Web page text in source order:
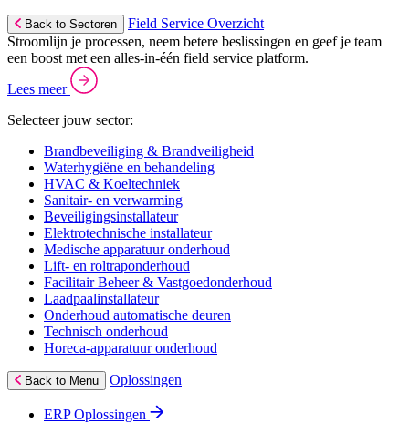
Back to Sectoren
Field Service Overzicht
Stroomlijn je processen, neem betere beslissingen en geef je team
een boost met een alles-in-één field service platform.
Lees meer
Selecteer jouw sector:
Brandbeveiliging & Brandveiligheid
Waterhygiëne en behandeling
HVAC & Koeltechniek
Sanitair- en verwarming
Beveiligingsinstallateur
Elektrotechnische installateur
Medische apparatuur onderhoud
Lift- en roltraponderhoud
Facilitair Beheer & Vastgoedonderhoud
Laadpaalinstallateur
Onderhoud automatische deuren
Technisch onderhoud
Horeca-apparatuur onderhoud
Back to Menu Oplossingen
ERP Oplossingen